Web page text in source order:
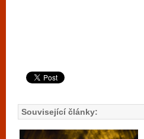
Související články: